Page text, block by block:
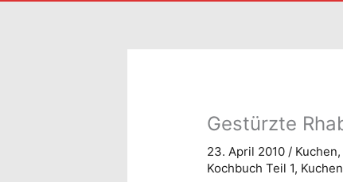
Gestürzte
23. April 2010 / Kuchen,
Kochbuch Teil 1, Kuchen